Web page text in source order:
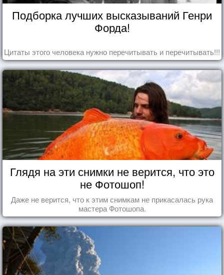
Подборка лучших высказываний Генри
Форда!
Цитаты этого человека нужно перечитывать и перечитывать!!!
Глядя на эти снимки не верится, что это
не Фотошоп!
Даже не верится, что к этим снимкам не прикасалась рука
мастера Фотошопа.